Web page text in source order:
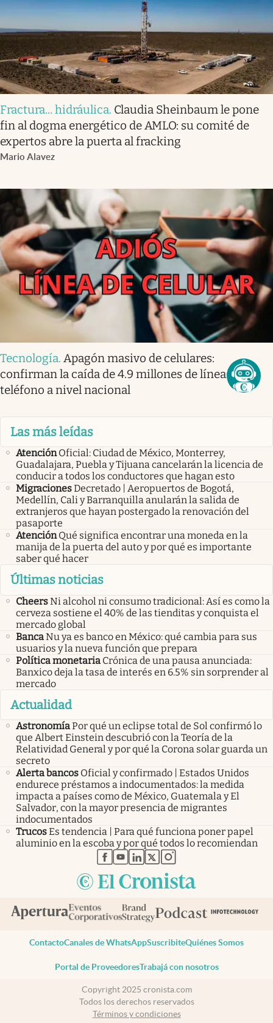
Fractura... hidráulica. Claudia Sheinbaum le pone
fin al dogma energético de AMLO: su comité de
expertos abre la puerta al fracking
Mario Alavez
Tecnología. Apagón masivo de celulares:
confirman la caída de 4.9 millones de líneas de
teléfono a nivel nacional
Las más leídas
Atención Oficial: Ciudad de México, Monterrey,
Guadalajara, Puebla y Tijuana cancelarán la licencia de
conducir a todos los conductores que hagan esto
MigracionesDecretado | Aeropuertos de Bogotá,
Medellín, Cali y Barranquilla anularán la salida de
extranjeros que hayan postergado la renovación del
pasaporte
Atención Qué significa encontrar una moneda en la
manija de la puerta del auto y por qué es importante
saber qué hacer
Últimas noticias
CheersNi alcohol ni consumo tradicional: Así es como la
cerveza sostiene el 40% de las tienditas y conquista el
mercado global
BancaNu ya es banco en México: qué cambia para sus
usuarios y la nueva función que prepara
Política monetaria Crónica de una pausa anunciada:
Banxico deja la tasa de interés en 6.5% sin sorprender al
mercado
Actualidad
AstronomíaPor qué un eclipse total de Sol confirmó lo
que Albert Einstein descubrió con la Teoría de la
Relatividad General y por qué la Corona solar guarda un
secreto
Alerta bancos Oficial y confirmado | Estados Unidos
endurece préstamos a indocumentados: la medida
impacta a países como de México, Guatemala y El
Salvador, con la mayor presencia de migrantes
indocumentados
TrucosEs tendencia | Para qué funciona poner papel
aluminio en la escoba y por qué todos lo recomiendan
abre en nueva pestaña
abre en nueva pestaña
abre en nueva pestaña
abre en nueva pestaña
abre en nueva pestaña
ContactoCanales de WhatsAppSuscribiteQuiénes Somos
Portal de ProveedoresTrabajá con nosotros
Copyright 2025 cronista.com
Todos los derechos reservados
Términos y condiciones